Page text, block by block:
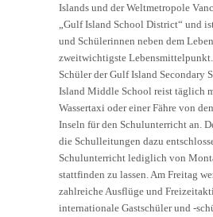
Islands und der Weltmetropole
„Gulf Island School District“ und
und Schülerinnen neben dem
zweitwichtigste
Schüler der Gulf Island Secondary
Island Middle School reist täglich
Wassertaxi oder einer Fähre von
Inseln für den Schulunterricht an.
die Schulleitungen dazu
Schulunterricht lediglich von
stattfinden zu lassen. Am Freitag
zahlreiche Ausflüge und
internationale Gastschüler und -